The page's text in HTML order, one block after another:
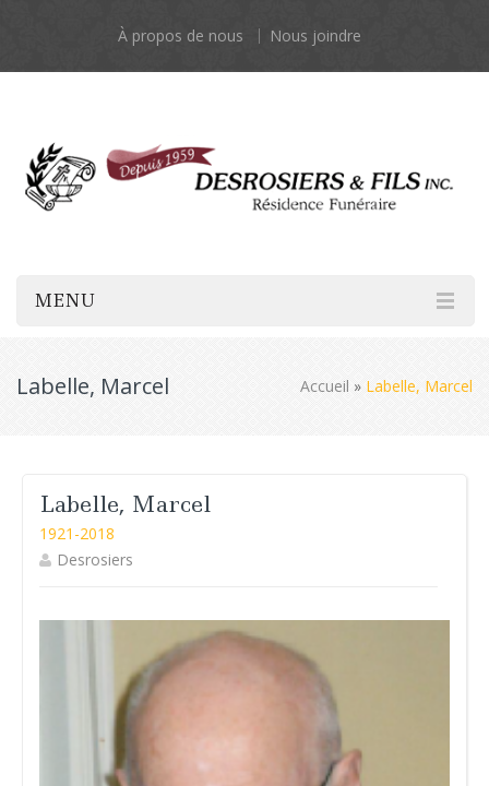
À propos de nous Nous joindre
MENU
Labelle, Marcel Accueil » Labelle, Marcel
Labelle, Marcel
1921-2018
Desrosiers